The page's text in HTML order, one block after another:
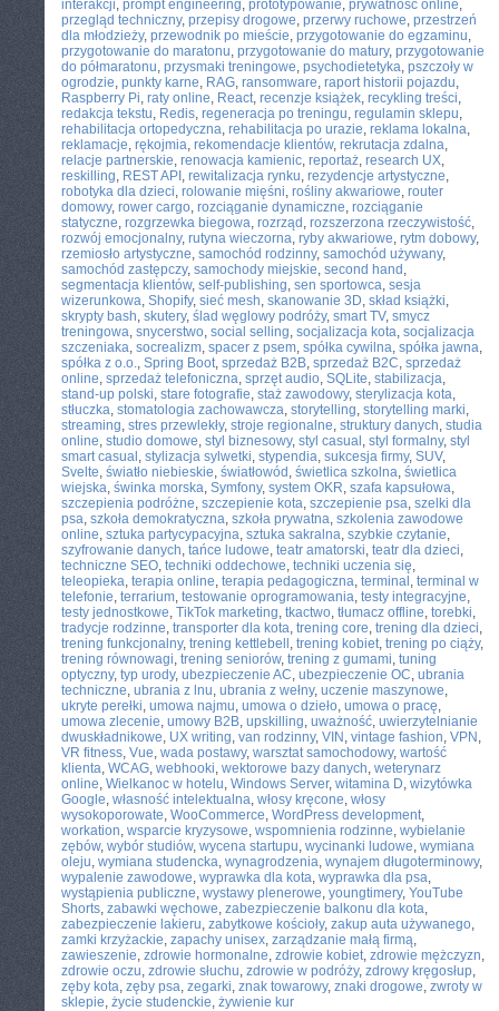
interakcji, prompt engineering, prototypowanie, prywatność online,
przegląd techniczny, przepisy drogowe, przerwy ruchowe, przestrzeń
dla młodzieży, przewodnik po mieście, przygotowanie do egzaminu,
przygotowanie do maratonu, przygotowanie do matury, przygotowanie
do półmaratonu, przysmaki treningowe, psychodietetyka, pszczoły w
ogrodzie, punkty karne, RAG, ransomware, raport historii pojazdu,
Raspberry Pi, raty online, React, recenzje książek, recykling treści,
redakcja tekstu, Redis, regeneracja po treningu, regulamin sklepu,
rehabilitacja ortopedyczna, rehabilitacja po urazie, reklama lokalna,
reklamacje, rękojmia, rekomendacje klientów, rekrutacja zdalna,
relacje partnerskie, renowacja kamienic, reportaż, research UX,
reskilling, REST API , rewitalizacja rynku, rezydencje artystyczne,
robotyka dla dzieci, rolowanie mięśni, rośliny akwariowe, router
domowy, rower cargo, rozciąganie dynamiczne, rozciąganie
statyczne, rozgrzewka biegowa, rozrząd , rozszerzona rzeczywistość,
rozwój emocjonalny, rutyna wieczorna, ryby akwariowe, rytm dobowy,
rzemiosło artystyczne, samochód rodzinny, samochód używany,
samochód zastępczy, samochody miejskie, second hand ,
segmentacja klientów, self-publishing, sen sportowca, sesja
wizerunkowa, Shopify, sieć mesh, skanowanie 3D, skład książki,
skrypty bash, skutery, ślad węglowy podróży, smart TV, smycz
treningowa, snycerstwo, social selling, socjalizacja kota, socjalizacja
szczeniaka, socrealizm, spacer z psem, spółka cywilna, spółka jawna,
spółka z o.o., Spring Boot, sprzedaż B2B, sprzedaż B2C, sprzedaż
online, sprzedaż telefoniczna, sprzęt audio, SQLite, stabilizacja,
stand-up polski, stare fotografie, staż zawodowy, sterylizacja kota,
stłuczka, stomatologia zachowawcza, storytelling, storytelling marki,
streaming, stres przewlekły, stroje regionalne, struktury danych, studia
online, studio domowe, styl biznesowy, styl casual , styl formalny, styl
smart casual , stylizacja sylwetki, stypendia, sukcesja firmy, SUV,
Svelte, światło niebieskie, światłowód , świetlica szkolna, świetlica
wiejska, świnka morska, Symfony, system OKR, szafa kapsułowa,
szczepienia podróżne, szczepienie kota, szczepienie psa, szelki dla
psa, szkoła demokratyczna, szkoła prywatna, szkolenia zawodowe
online, sztuka partycypacyjna, sztuka sakralna, szybkie czytanie,
szyfrowanie danych, tańce ludowe, teatr amatorski, teatr dla dzieci,
techniczne SEO, techniki oddechowe, techniki uczenia się,
teleopieka, terapia online, terapia pedagogiczna, terminal , terminal w
telefonie, terrarium, testowanie oprogramowania, testy integracyjne,
testy jednostkowe, TikTok marketing, tkactwo, tłumacz offline, torebki,
tradycje rodzinne, transporter dla kota, trening core, trening dla dzieci,
trening funkcjonalny, trening kettlebell , trening kobiet, trening po ciąży,
trening równowagi, trening seniorów, trening z gumami, tuning
optyczny, typ urody, ubezpieczenie AC, ubezpieczenie OC, ubrania
techniczne, ubrania z lnu, ubrania z wełny, uczenie maszynowe,
ukryte perełki, umowa najmu, umowa o dzieło, umowa o pracę,
umowa zlecenie, umowy B2B, upskilling, uważność, uwierzytelnianie
dwuskładnikowe, UX writing, van rodzinny, VIN , vintage fashion, VPN ,
VR fitness, Vue, wada postawy, warsztat samochodowy, wartość
klienta, WCAG, webhooki, wektorowe bazy danych, weterynarz
online, Wielkanoc w hotelu, Windows Server, witamina D, wizytówka
Google, własność intelektualna, włosy kręcone, włosy
wysokoporowate, WooCommerce, WordPress development,
workation, wsparcie kryzysowe, wspomnienia rodzinne, wybielanie
zębów, wybór studiów, wycena startupu, wycinanki ludowe, wymiana
oleju, wymiana studencka, wynagrodzenia, wynajem długoterminowy,
wypalenie zawodowe, wyprawka dla kota, wyprawka dla psa,
wystąpienia publiczne, wystawy plenerowe, youngtimery, YouTube
Shorts, zabawki węchowe, zabezpieczenie balkonu dla kota,
zabezpieczenie lakieru, zabytkowe kościoły, zakup auta używanego,
zamki krzyżackie, zapachy unisex, zarządzanie małą firmą,
zawieszenie, zdrowie hormonalne, zdrowie kobiet, zdrowie mężczyzn,
zdrowie oczu, zdrowie słuchu, zdrowie w podróży, zdrowy kręgosłup,
zęby kota, zęby psa, zegarki, znak towarowy, znaki drogowe, zwroty w
sklepie, życie studenckie, żywienie kur